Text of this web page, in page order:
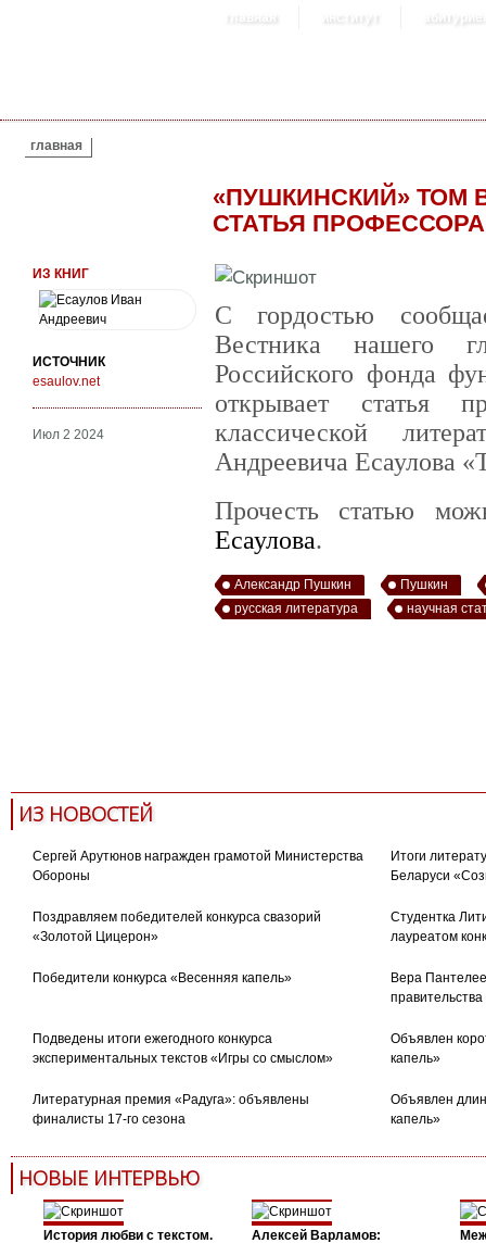
главная институт
ВЫ ЗДЕСЬ
главная
«ПУШКИНСКИЙ» ТОМ
СТАТЬЯ
ИЗ КНИГ
ИСТОЧНИК
esaulov.net
Июл 2 2024
С гордостью
Вестника нашего
Российского фонда
открывает статья
классической
Андреевича Есаулова
Прочесть статью
Есаулова.
Александр Пушкин
Пушкин
русская литература
научная
ИЗ НОВОСТЕЙ
Сергей Арутюнов награжден грамотой Министерства
Обороны
Итоги
Беларуси
Поздравляем победителей конкурса свазорий
«Золотой Цицерон»
Студентка
лауреатом
Победители конкурса «Весенняя капель»
Вера
Подведены итоги ежегодного конкурса
экспериментальных текстов «Игры со смыслом»
Объявлен
капель»
Литературная премия «Радуга»: объявлены
финалисты 17-го сезона
Объявлен
капель»
НОВЫЕ ИНТЕРВЬЮ
История любви с текстом.
Алексей Варламов: